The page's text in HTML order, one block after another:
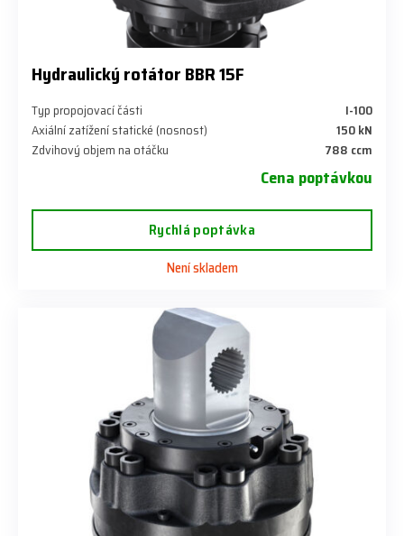
Hydraulický rotátor BBR 15F
Typ propojovací části
I-100
Axiální zatížení statické (nosnost)
150 kN
Zdvihový objem na otáčku
788 ccm
Cena poptávkou
Rychlá poptávka
Není skladem